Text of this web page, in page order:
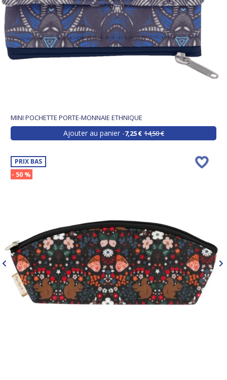
MINI POCHETTE PORTE-MONNAIE ETHNIQUE
Ajouter au panier 7,25 € 14,50 €
PRIX BAS
- 50 %